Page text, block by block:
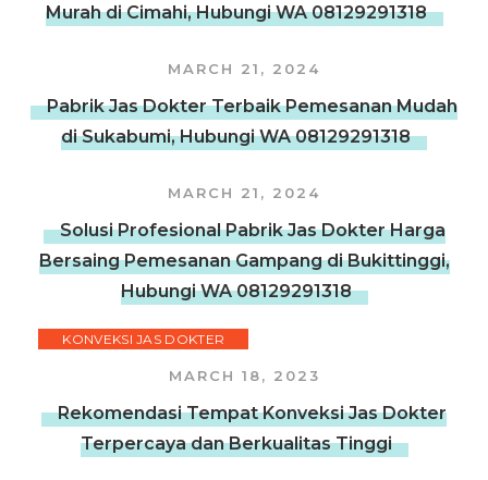
Murah di Cimahi, Hubungi WA 08129291318
MARCH 21, 2024
Pabrik Jas Dokter Terbaik Pemesanan Mudah
di Sukabumi, Hubungi WA 08129291318
MARCH 21, 2024
Solusi Profesional Pabrik Jas Dokter Harga
Bersaing Pemesanan Gampang di Bukittinggi,
Hubungi WA 08129291318
KONVEKSI JAS DOKTER
MARCH 18, 2023
Rekomendasi Tempat Konveksi Jas Dokter
Terpercaya dan Berkualitas Tinggi